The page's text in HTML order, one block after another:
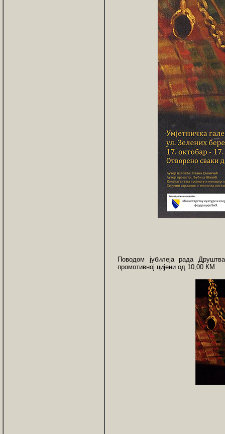
Поводом јубилеја рада
промотивној цијени од 10,00 КМ